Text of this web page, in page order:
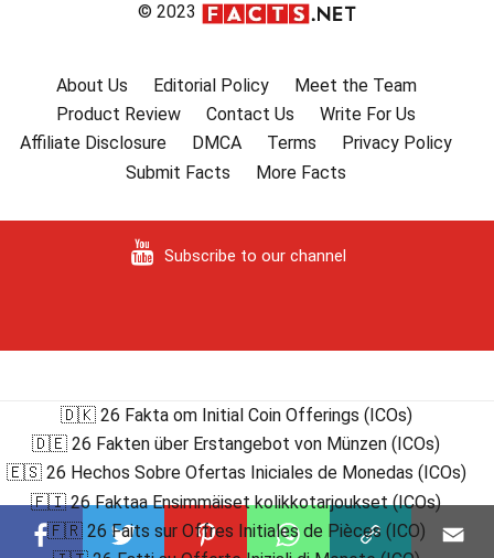
© 2023
About Us Editorial Policy
Meet the Team
Product Review
Contact Us
Write For Us
Affiliate Disclosure
DMCA Terms
Privacy Policy
Submit Facts
More Facts
Subscribe to our channel
🇩🇰 26 Fakta om Initial Coin Offerings (ICOs)
🇩🇪 26 Fakten über Erstangebot von Münzen (ICOs)
🇪🇸 26 Hechos Sobre Ofertas Iniciales de Monedas (ICOs)
🇫🇮 26 Faktaa Ensimmäiset kolikkotarjoukset (ICOs)
🇫🇷 26 Faits sur Offres Initiales de Pièces (ICO)